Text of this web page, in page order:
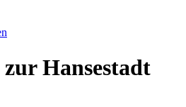
zur Hansestadt